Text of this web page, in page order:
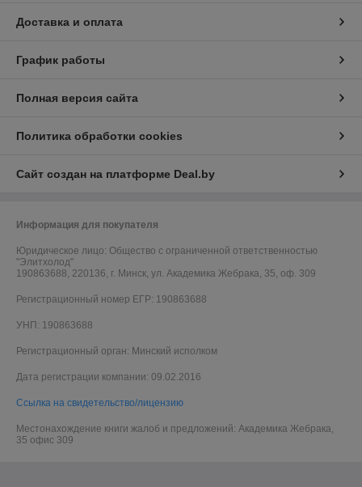
Доставка и оплата
График работы
Полная версия сайта
Политика обработки cookies
Сайт создан на платформе Deal.by
Информация для покупателя
Юридическое лицо: Общество с ограниченной ответственностью
"Элитхолод"
190863688, 220136, г. Минск, ул. Академика Жебрака, 35, оф. 309
Регистрационный номер ЕГР: 190863688
УНП: 190863688
Регистрационный орган: Минский исполком
Дата регистрации компании: 09.02.2016
Ссылка на свидетельство/лицензию
Местонахождение книги жалоб и предложений: Академика Жебрака,
35 офис 309